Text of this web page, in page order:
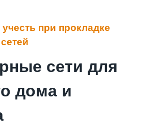
при прокладке
сети для
дома и